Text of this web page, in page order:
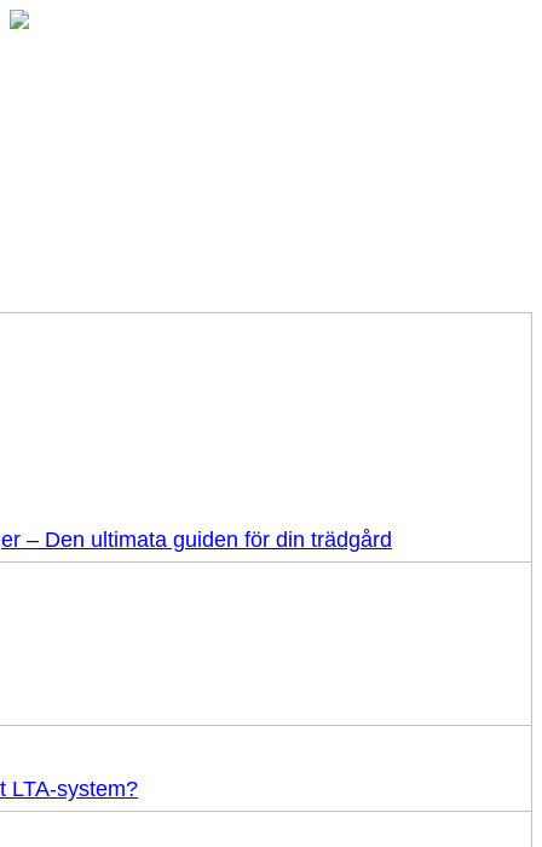
– Den ultimata guiden för din trädgård
LTA-system?